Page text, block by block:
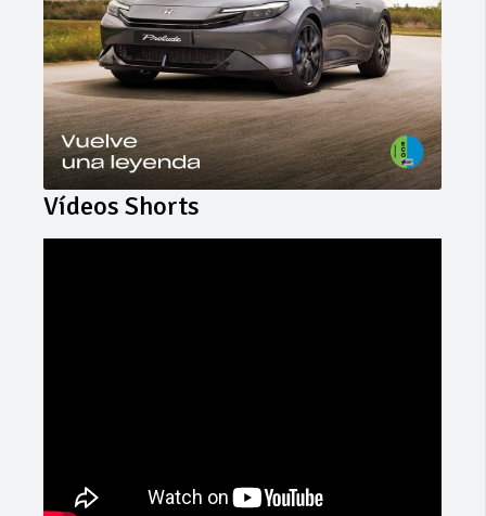
Vídeos Shorts